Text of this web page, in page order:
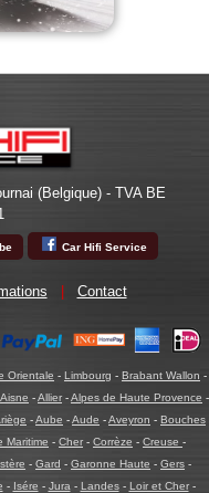
(Belgique) - TVA BE
Car Hifi Service
Contact
Orientale - Limbourg - Brabant Wallon -
Aisne -Allier -Alpes de Haute Provence -
-Aube -Aude -Aveyron - Bouches
Maritime - Cher - Corrèze - Creuse -
- Gard - Garonne Haute - Gers -
- Isére - Jura- Landes- Loir et Cher-